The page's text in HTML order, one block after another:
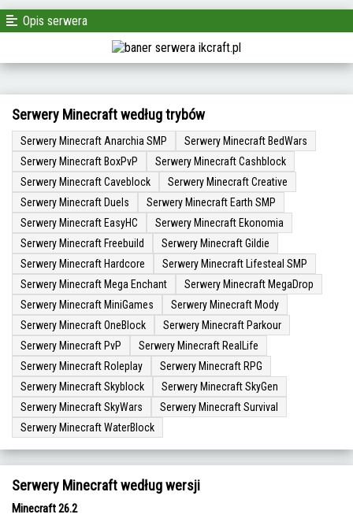
Opis serwera
Serwery Minecraft według trybów
Serwery Minecraft Anarchia SMP
Serwery Minecraft BedWars
Serwery Minecraft BoxPvP
Serwery Minecraft Cashblock
Serwery Minecraft Caveblock
Serwery Minecraft Creative
Serwery Minecraft Duels
Serwery Minecraft Earth SMP
Serwery Minecraft EasyHC
Serwery Minecraft Ekonomia
Serwery Minecraft Freebuild
Serwery Minecraft Gildie
Serwery Minecraft Hardcore
Serwery Minecraft Lifesteal SMP
Serwery Minecraft Mega Enchant
Serwery Minecraft MegaDrop
Serwery Minecraft MiniGames
Serwery Minecraft Mody
Serwery Minecraft OneBlock
Serwery Minecraft Parkour
Serwery Minecraft PvP
Serwery Minecraft RealLife
Serwery Minecraft Roleplay
Serwery Minecraft RPG
Serwery Minecraft Skyblock
Serwery Minecraft SkyGen
Serwery Minecraft SkyWars
Serwery Minecraft Survival
Serwery Minecraft WaterBlock
Serwery Minecraft według wersji
Minecraft 26.2